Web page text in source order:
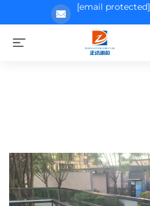
[email protected]